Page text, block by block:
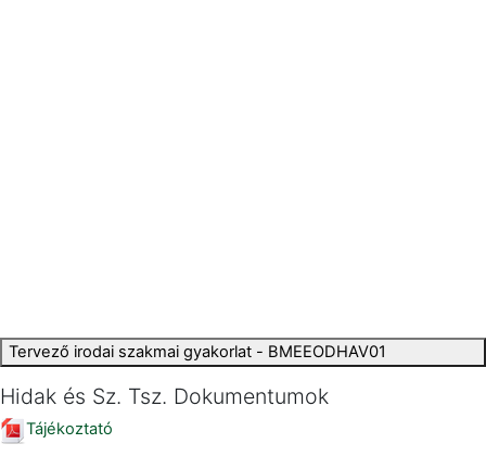
Tervező irodai szakmai gyakorlat - BMEEODHAV01
Hidak és Sz. Tsz. Dokumentumok
Tájékoztató